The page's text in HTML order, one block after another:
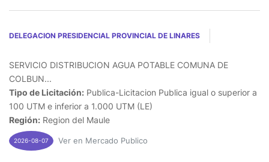
DELEGACION PRESIDENCIAL PROVINCIAL DE LINARES
SERVICIO DISTRIBUCION AGUA POTABLE COMUNA DE
COLBUN...
Tipo de Licitación: Publica-Licitacion Publica igual o superior a
100 UTM e inferior a 1.000 UTM (LE)
Región: Region del Maule
2026-08-07 Ver en Mercado Publico